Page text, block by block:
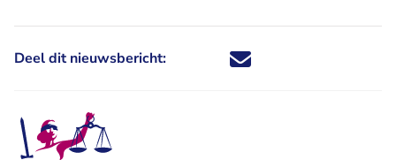
Deel dit nieuwsbericht: Deel dit nieuwsbericht via X -
Deel dit nieuwsbericht via
Deel dit nieuwsbericht
Deel dit